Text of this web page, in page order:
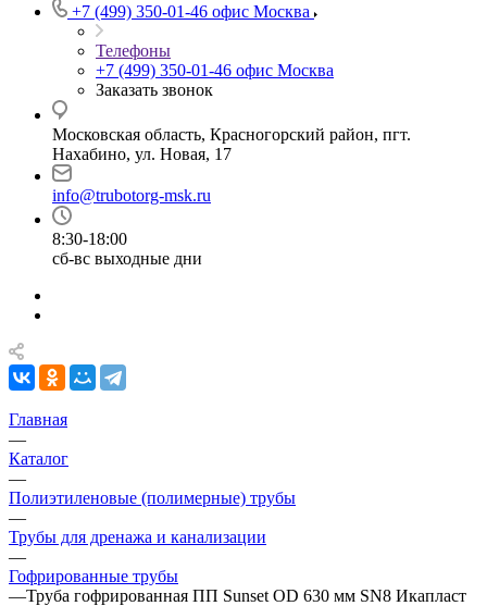
+7 (499) 350-01-46 офис Москва
Телефоны
+7 (499) 350-01-46 офис Москва
Заказать звонок
Московская область, Красногорский район, пгт.
Нахабино, ул. Новая, 17
info@trubotorg-msk.ru
8:30-18:00
сб-вс выходные дни
Главная
—
Каталог
—
Полиэтиленовые (полимерные) трубы
—
Трубы для дренажа и канализации
—
Гофрированные трубы
—Труба гофрированная ПП Sunset OD 630 мм SN8 Икапласт